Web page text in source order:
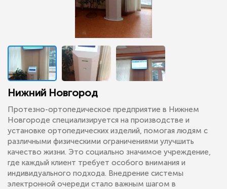
Нижний Новгород
Протезно-ортопедическое предприятие в Нижнем
Новгороде специализируется на производстве и
установке ортопедических изделий, помогая людям с
различными физическими ограничениями улучшить
качество жизни. Это социально значимое учреждение,
где каждый клиент требует особого внимания и
индивидуального подхода. Внедрение системы
электронной очереди стало важным шагом в